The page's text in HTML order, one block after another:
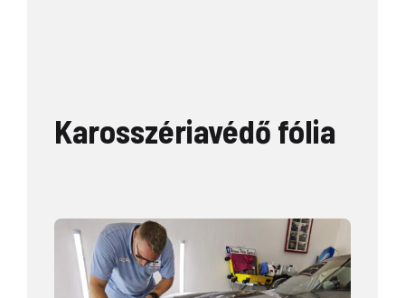
Karosszériavédő fólia